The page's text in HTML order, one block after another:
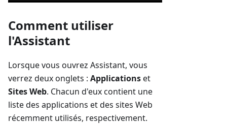
Comment utiliser
l'Assistant
Lorsque vous ouvrez Assistant, vous
verrez deux onglets : Applicationset
Sites Web. Chacun d'eux contient une
liste des applications et des sites Web
récemment utilisés, respectivement.